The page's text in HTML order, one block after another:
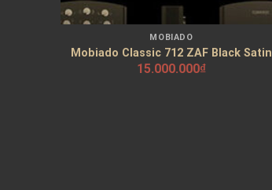
MOBIADO
Mobiado Classic 712 ZAF Black Satin
15.000.000₫